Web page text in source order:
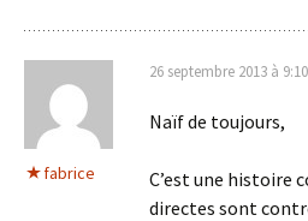
fabrice
26 septembre 2013 à
Naïf de toujours,
C’est une histoire
directes sont